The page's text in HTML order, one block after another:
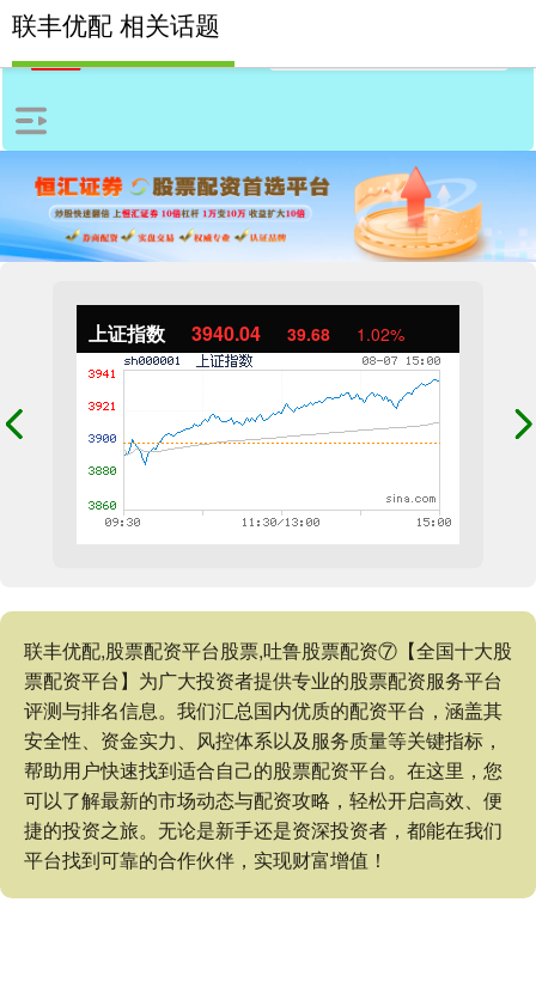
上证指数 3940.04 39.68 1.02%
联丰优配,股票配资平台股票,吐鲁股票配资⑦【全国十大股
票配资平台】为广大投资者提供专业的股票配资服务平台
评测与排名信息。我们汇总国内优质的配资平台，涵盖其
安全性、资金实力、风控体系以及服务质量等关键指标，
帮助用户快速找到适合自己的股票配资平台。在这里，您
可以了解最新的市场动态与配资攻略，轻松开启高效、便
捷的投资之旅。无论是新手还是资深投资者，都能在我们
平台找到可靠的合作伙伴，实现财富增值！
联丰优配 相关话题